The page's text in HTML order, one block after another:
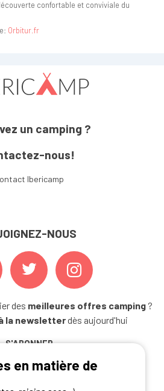
confortable et conviviale du
Orbitur.fr
un camping ?
nous!
Ibericamp
NOUS
des meilleures offres camping ?
la newsletterdès aujourd'hui
S'ABONNER
en matière de